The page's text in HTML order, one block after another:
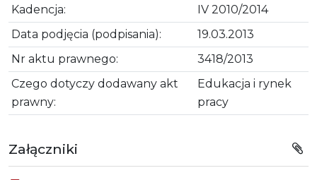
Kadencja:
IV 2010/2014
Data podjęcia (podpisania):
19.03.2013
Nr aktu prawnego:
3418/2013
Czego dotyczy dodawany akt
prawny:
Edukacja i rynek
pracy
Załączniki